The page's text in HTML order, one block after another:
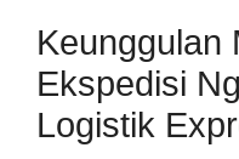
Keunggulan
Ekspedisi
Logistik